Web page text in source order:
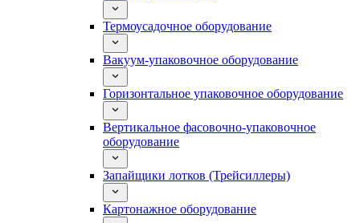
Термоусадочное оборудование
Вакуум-упаковочное оборудование
Горизонтальное упаковочное оборудование
Вертикальное фасовочно-упаковочное
оборудование
Запайщики лотков (Трейсиллеры)
Картонажное оборудование